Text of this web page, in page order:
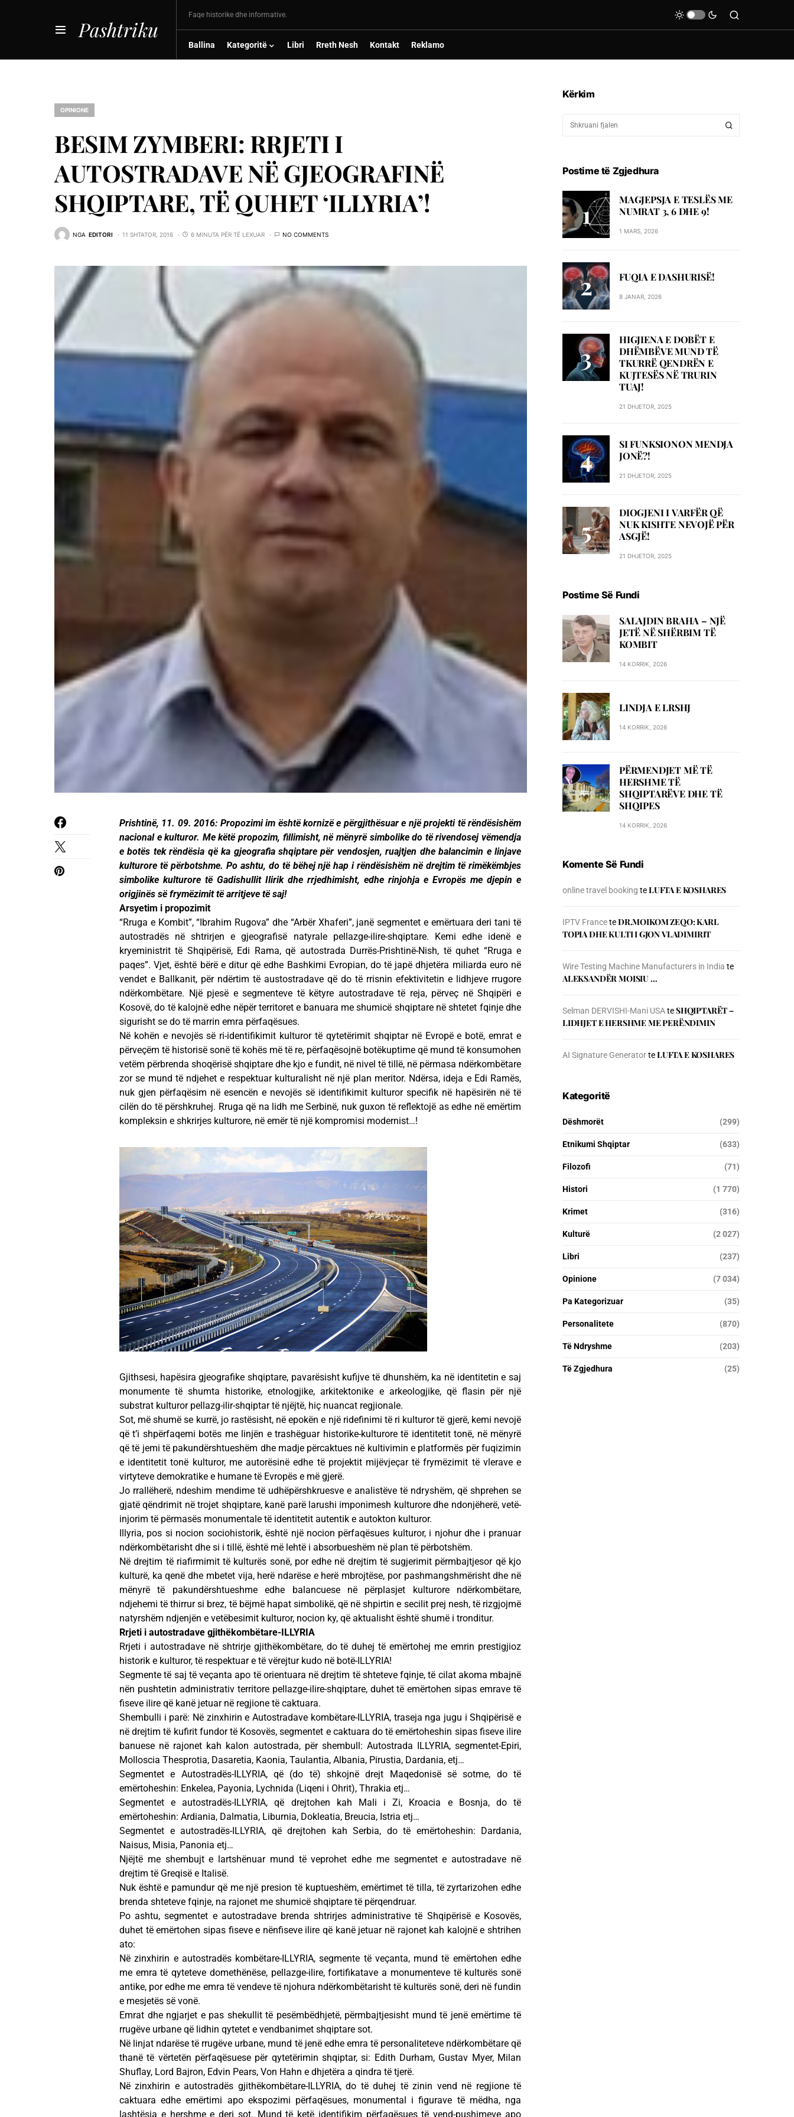
Pashtriku
Faqe historike dhe informative.
Ballina Kategoritë Libri Rreth Nesh Kontakt Reklamo
OPINIONE
BESIM ZYMBERI: RRJETI I
AUTOSTRADAVE NË GJEOGRAFINË
SHQIPTARE, TË QUHET ‘ILLYRIA’!
NGA EDITORI 11 SHTATOR, 2016 6 MINUTA PËR TË LEXUAR NO COMMENTS
Prishtinë, 11. 09. 2016: Propozimi im është kornizë e përgjithësuar e një projekti të rëndësishëm
nacional e kulturor. Me këtë propozim, fillimisht, në mënyrë simbolike do të rivendosej vëmendja
e botës tek rëndësia që ka gjeografia shqiptare për vendosjen, ruajtjen dhe balancimin e linjave
kulturore të përbotshme. Po ashtu, do të bëhej një hap i rëndësishëm në drejtim të rimëkëmbjes
simbolike kulturore të Gadishullit Ilirik dhe rrjedhimisht, edhe rinjohja e Evropës me djepin e
origjinës së frymëzimit të arritjeve të saj!
Arsyetim i propozimit
“Rruga e Kombit”, “Ibrahim Rugova” dhe “Arbër Xhaferi”, janë segmentet e emërtuara deri tani të
autostradës në shtrirjen e gjeografisë natyrale pellazge-ilire-shqiptare. Kemi edhe idenë e
kryeministrit të Shqipërisë, Edi Rama, që autostrada Durrës-Prishtinë-Nish, të quhet “Rruga e
paqes”. Vjet, është bërë e ditur që edhe Bashkimi Evropian, do të japë dhjetëra miliarda euro në
vendet e Ballkanit, për ndërtim të austostradave që do të rrisnin efektivitetin e lidhjeve rrugore
ndërkombëtare. Një pjesë e segmenteve të këtyre autostradave të reja, përveç në Shqipëri e
Kosovë, do të kalojnë edhe nëpër territoret e banuara me shumicë shqiptare në shtetet fqinje dhe
sigurisht se do të marrin emra përfaqësues.
Në kohën e nevojës së ri-identifikimit kulturor të qytetërimit shqiptar në Evropë e botë, emrat e
përveçëm të historisë sonë të kohës më të re, përfaqësojnë botëkuptime që mund të konsumohen
vetëm përbrenda shoqërisë shqiptare dhe kjo e fundit, në nivel të tillë, në përmasa ndërkombëtare
zor se mund të ndjehet e respektuar kulturalisht në një plan meritor. Ndërsa, ideja e Edi Ramës,
nuk gjen përfaqësim në esencën e nevojës së identifikimit kulturor specifik në hapësirën në të
cilën do të përshkruhej. Rruga që na lidh me Serbinë, nuk guxon të reflektojë as edhe në emërtim
kompleksin e shkrirjes kulturore, në emër të një kompromisi modernist…!
Gjithsesi, hapësira gjeografike shqiptare, pavarësisht kufijve të dhunshëm, ka në identitetin e saj
monumente të shumta historike, etnologjike, arkitektonike e arkeologjike, që flasin për një
substrat kulturor pellazg-ilir-shqiptar të njëjtë, hiç nuancat regjionale.
Sot, më shumë se kurrë, jo rastësisht, në epokën e një ridefinimi të ri kulturor të gjerë, kemi nevojë
që t’i shpërfaqemi botës me linjën e trashëguar historike-kulturore të identitetit tonë, në mënyrë
që të jemi të pakundërshtueshëm dhe madje përcaktues në kultivimin e platformës për fuqizimin
e identitetit tonë kulturor, me autorësinë edhe të projektit mijëvjeçar të frymëzimit të vlerave e
virtyteve demokratike e humane të Evropës e më gjerë.
Jo rrallëherë, ndeshim mendime të udhëpërshkruesve e analistëve të ndryshëm, që shprehen se
gjatë qëndrimit në trojet shqiptare, kanë parë larushi imponimesh kulturore dhe ndonjëherë, vetë-
injorim të përmasës monumentale të identitetit autentik e autokton kulturor.
Illyria, pos si nocion sociohistorik, është një nocion përfaqësues kulturor, i njohur dhe i pranuar
ndërkombëtarisht dhe si i tillë, është më lehtë i absorbueshëm në plan të përbotshëm.
Në drejtim të riafirmimit të kulturës sonë, por edhe në drejtim të sugjerimit përmbajtjesor që kjo
kulturë, ka qenë dhe mbetet vija, herë ndarëse e herë mbrojtëse, por pashmangshmërisht dhe në
mënyrë të pakundërshtueshme edhe balancuese në përplasjet kulturore ndërkombëtare,
ndjehemi të thirrur si brez, të bëjmë hapat simbolikë, që në shpirtin e secilit prej nesh, të rizgjojmë
natyrshëm ndjenjën e vetëbesimit kulturor, nocion ky, që aktualisht është shumë i tronditur.
Rrjeti i autostradave gjithëkombëtare-ILLYRIA
Rrjeti i autostradave në shtrirje gjithëkombëtare, do të duhej të emërtohej me emrin prestigjioz
historik e kulturor, të respektuar e të vërejtur kudo në botë-ILLYRIA!
Segmente të saj të veçanta apo të orientuara në drejtim të shteteve fqinje, të cilat akoma mbajnë
nën pushtetin administrativ territore pellazge-ilire-shqiptare, duhet të emërtohen sipas emrave të
fiseve ilire që kanë jetuar në regjione të caktuara.
Shembulli i parë: Në zinxhirin e Autostradave kombëtare-ILLYRIA, traseja nga jugu i Shqipërisë e
në drejtim të kufirit fundor të Kosovës, segmentet e caktuara do të emërtoheshin sipas fiseve ilire
banuese në rajonet kah kalon autostrada, për shembull: Autostrada ILLYRIA, segmentet-Epiri,
Molloscia Thesprotia, Dasaretia, Kaonia, Taulantia, Albania, Pirustia, Dardania, etj…
Segmentet e Autostradës-ILLYRIA, që (do të) shkojnë drejt Maqedonisë së sotme, do të
emërtoheshin: Enkelea, Payonia, Lychnida (Liqeni i Ohrit), Thrakia etj…
Segmentet e autostradës-ILLYRIA, që drejtohen kah Mali i Zi, Kroacia e Bosnja, do të
emërtoheshin: Ardiania, Dalmatia, Liburnia, Dokleatia, Breucia, Istria etj…
Segmentet e autostradës-ILLYRIA, që drejtohen kah Serbia, do të emërtoheshin: Dardania,
Naisus, Misia, Panonia etj…
Njëjtë me shembujt e lartshënuar mund të veprohet edhe me segmentet e autostradave në
drejtim të Greqisë e Italisë.
Nuk është e pamundur që me një presion të kuptueshëm, emërtimet të tilla, të zyrtarizohen edhe
brenda shteteve fqinje, na rajonet me shumicë shqiptare të përqendruar.
Po ashtu, segmentet e autostradave brenda shtrirjes administrative të Shqipërisë e Kosovës,
duhet të emërtohen sipas fiseve e nënfiseve ilire që kanë jetuar në rajonet kah kalojnë e shtrihen
ato:
Në zinxhirin e autostradës kombëtare-ILLYRIA, segmente të veçanta, mund të emërtohen edhe
me emra të qyteteve domethënëse, pellazge-ilire, fortifikatave a monumenteve të kulturës sonë
antike, por edhe me emra të vendeve të njohura ndërkombëtarisht të kulturës sonë, deri në fundin
e mesjetës së vonë.
Emrat dhe ngjarjet e pas shekullit të pesëmbëdhjetë, përmbajtjesisht mund të jenë emërtime të
rrugëve urbane që lidhin qytetet e vendbanimet shqiptare sot.
Në linjat ndarëse të rrugëve urbane, mund të jenë edhe emra të personaliteteve ndërkombëtare që
thanë të vërtetën përfaqësuese për qytetërimin shqiptar, si: Edith Durham, Gustav Myer, Milan
Shuflay, Lord Bajron, Edvin Pears, Von Hahn e dhjetëra a qindra të tjerë.
Në zinxhirin e autostradës gjithëkombëtare-ILLYRIA, do të duhej të zinin vend në regjione të
caktuara edhe emërtimi apo ekspozimi përfaqësues, monumental i figurave të mëdha, nga
lashtësia e hershme e deri sot. Mund të ketë identifikim përfaqësues të vend-pushimeve apo
Kërkim
Postime të Zgjedhura
MAGJEPSJA E TESLËS ME
NUMRAT 3, 6 DHE 9!
1 MARS, 2026
FUQIA E DASHURISË!
8 JANAR, 2026
HIGJIENA E DOBËT E
DHËMBËVE MUND TË
TKURRË QENDRËN E
KUJTESËS NË TRURIN
TUAJ!
21 DHJETOR, 2025
SI FUNKSIONON MENDJA
JONË?!
21 DHJETOR, 2025
DIOGJENI I VARFËR QË
NUK KISHTE NEVOJË PËR
ASGJË!
21 DHJETOR, 2025
Postime Së Fundi
SALAJDIN BRAHA – NJЁ
JETЁ NЁ SHЁRBIM TЁ
KOMBIT
14 KORRIK, 2026
LINDJA E LRSHJ
14 KORRIK, 2026
PËRMENDJET MË TË
HERSHME TË
SHQIPTARËVE DHE TË
SHQIPES
14 KORRIK, 2026
Komente Së Fundi
online travel booking teLUFTA E KOSHARES
IPTV FranceteDR.MOIKOM ZEQO: KARL
TOPIA DHE KULTI I GJON VLADIMIRIT
Wire Testing Machine Manufacturers in India te
ALEKSANDËR MOISIU …
Selman DERVISHI-Mani USAteSHQIPTARËT –
LIDHJET E HERSHME ME PERËNDIMIN
AI Signature GeneratorteLUFTA E KOSHARES
Kategoritë
Dëshmorët (299)
Etnikumi Shqiptar (633)
Filozofi (71)
Histori (1 770)
Krimet (316)
Kulturë (2 027)
Libri (237)
Opinione (7 034)
Pa Kategorizuar (35)
Personalitete (870)
Të Ndryshme (203)
Të Zgjedhura (25)